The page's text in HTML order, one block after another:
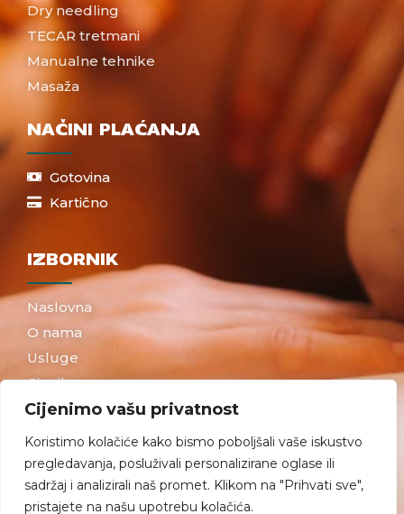
Cijenimo vašu privatnost
Koristimo kolačiće kako bismo poboljšali vaše iskustvo
pregledavanja, posluživali personalizirane oglase ili
sadržaj i analizirali naš promet. Klikom na "Prihvati sve",
pristajete na našu upotrebu kolačića.
Dry needling
TECAR tretmani
Manualne tehnike
Masaža
NAČINI PLAĆANJA
Gotovina
Kartično
IZBORNIK
Naslovna
O nama
Usluge
Cjenik
Kontakt
Rezervacija termina
Pravila privatnosti